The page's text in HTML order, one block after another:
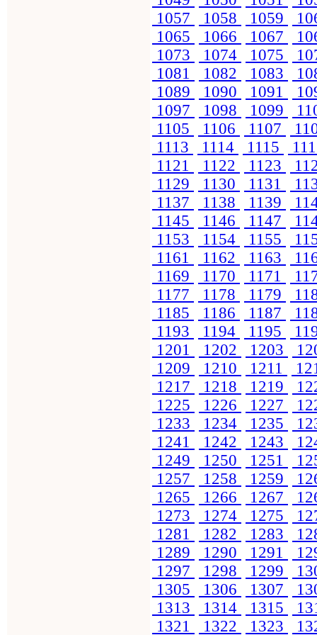
1057
1058 1059
1065
1066 1067
1073
1074 1075
1081
1082 1083
1089
1090 1091
1097
1098 1099
1105
1106 1107
1113
1114 1115
1121
1122 1123
1129
1130 1131
1137
1138 1139
1145
1146 1147
1153
1154 1155
1161
1162 1163
1169
1170 1171
1177
1178 1179
1185
1186 1187
1193
1194 1195
1201
1202 1203
1209
1210 1211
1217
1218 1219
1225
1226 1227
1233
1234 1235
1241
1242 1243
1249
1250 1251
1257
1258 1259
1265
1266 1267
1273
1274 1275
1281
1282 1283
1289
1290 1291
1297
1298 1299
1305
1306 1307
1313
1314 1315
1321
1322 1323